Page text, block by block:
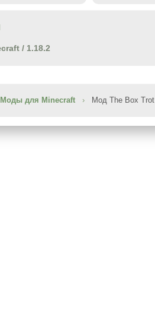
/ 1.18.2
Моды для Minecraft › Мод The Box